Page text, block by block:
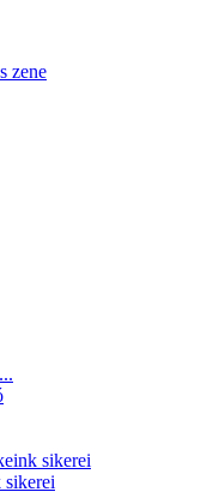
zene
sikerei
sikerei